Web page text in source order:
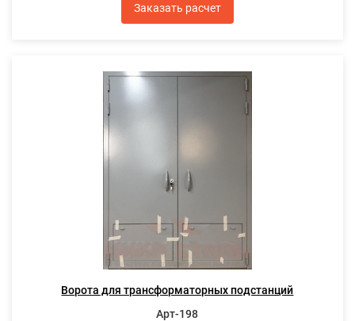
Заказать расчет
Ворота для трансформаторных подстанций
Арт-198